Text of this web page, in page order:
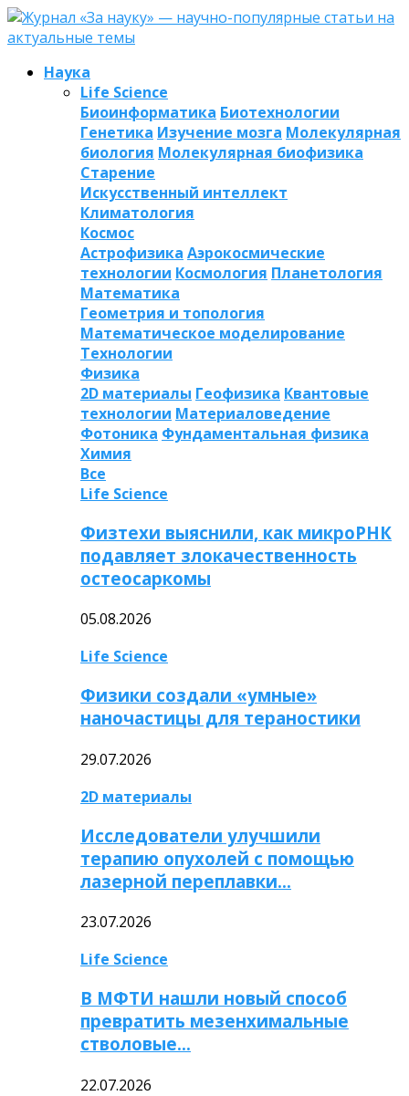
Наука
Life Science
Биоинформатика Биотехнологии
Генетика Изучение мозга Молекулярная
биология Молекулярная биофизика
Старение
Искусственный интеллект
Климатология
Космос
Астрофизика Аэрокосмические
технологии Космология Планетология
Математика
Геометрия и топология
Математическое моделирование
Технологии
Физика
2D материалы Геофизика Квантовые
технологии Материаловедение
Фотоника Фундаментальная физика
Химия
Все
Life Science
Физтехи выяснили, как микроРНК
подавляет злокачественность
остеосаркомы
05.08.2026
Life Science
Физики создали «умные»
наночастицы для тераностики
29.07.2026
2D материалы
Исследователи улучшили
терапию опухолей с помощью
лазерной переплавки…
23.07.2026
Life Science
В МФТИ нашли новый способ
превратить мезенхимальные
стволовые…
22.07.2026